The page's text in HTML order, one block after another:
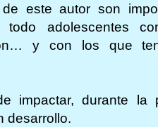
de este autor son
todo adolescentes
y con los que
impactar, durante la
desarrollo.